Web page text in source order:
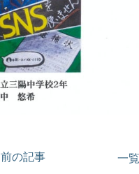
前の記事 一